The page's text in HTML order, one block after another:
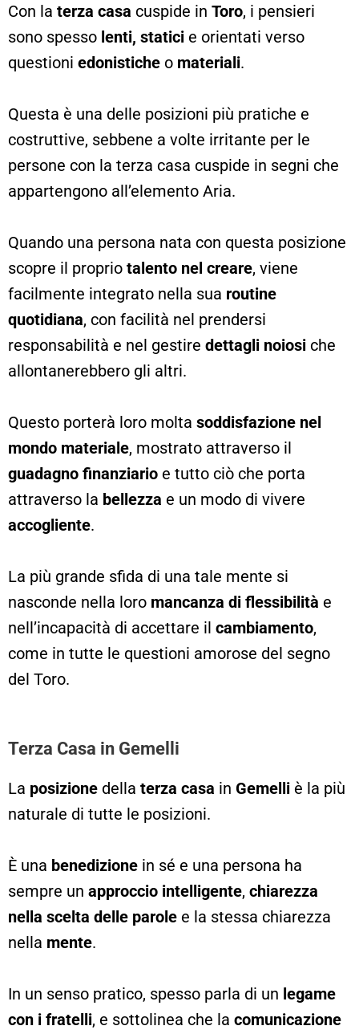
Con la terza casa cuspide in Toro, i pensieri
sono spesso lenti, statici e orientati verso
questioni edonistiche o materiali.
Questa è una delle posizioni più pratiche e
costruttive, sebbene a volte irritante per le
persone con la terza casa cuspide in segni che
appartengono all’elemento Aria.
Quando una persona nata con questa posizione
scopre il proprio talento nel creare, viene
facilmente integrato nella sua routine
quotidiana, con facilità nel prendersi
responsabilità e nel gestire dettagli noiosi che
allontanerebbero gli altri.
Questo porterà loro molta soddisfazione nel
mondo materiale, mostrato attraverso il
guadagno finanziario e tutto ciò che porta
attraverso la bellezza e un modo di vivere
accogliente.
La più grande sfida di una tale mente si
nasconde nella loro mancanza di flessibilità e
nell’incapacità di accettare il cambiamento,
come in tutte le questioni amorose del segno
del Toro.
Terza Casa in Gemelli
La posizione della terza casa in Gemelli è la più
naturale di tutte le posizioni.
È una benedizione in sé e una persona ha
sempre un approccio intelligente, chiarezza
nella scelta delle parole e la stessa chiarezza
nella mente.
In un senso pratico, spesso parla di un legame
con i fratelli, e sottolinea che la comunicazione